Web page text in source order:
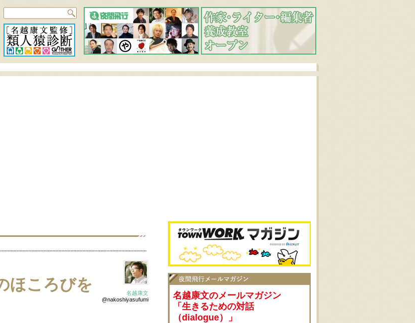
名越康文
@nakoshiyasufumi
ほころびを
名越康文のメールマガジン
「生きるための対話
（dialogue）」